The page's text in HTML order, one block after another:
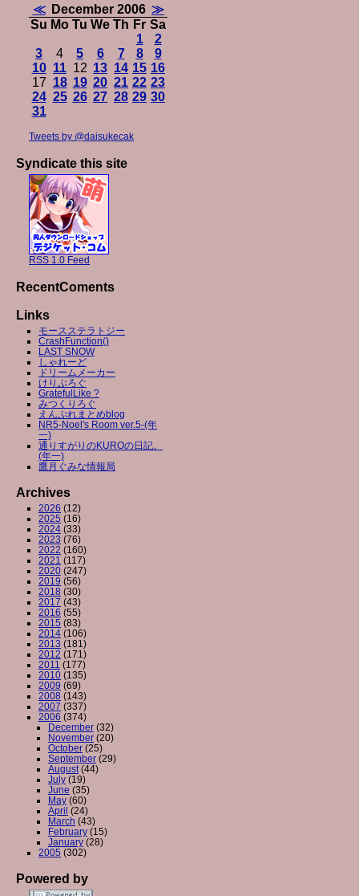
≪
December 2006 ≫
Su Mo Tu We Th Fr Sa
1
2
3
4 5 6 7 8
9
10 11 12 13 14 15 16
17 18 19 20 21 22 23
24 25 26 27 28 29 30
31
Tweets by @daisukecak
Syndicate this site
RSS 1.0 Feed
RecentComents
Links
モースステラトジー
CrashFunction()
LAST SNOW
しゃれーど
ドリームメーカー
けりぶろぐ
GratefulLike ?
みつくりろぐ
えんぷれまとめblog
NR5-Noel's Room ver.5-(年
一)
通りすがりのKUROの日記。
(年一)
鷹月ぐみな情報局
Archives
2026 (12)
2025 (16)
2024 (33)
2023 (76)
2022 (160)
2021 (117)
2020 (247)
2019 (56)
2018 (30)
2017 (43)
2016 (55)
2015 (83)
2014 (106)
2013 (181)
2012 (171)
2011 (177)
2010 (135)
2009 (69)
2008 (143)
2007 (337)
2006 (374)
December (32)
November (20)
October (25)
September (29)
August(44)
July (19)
June (35)
May (60)
April (24)
March (43)
February (15)
January (28)
2005 (302)
Powered by